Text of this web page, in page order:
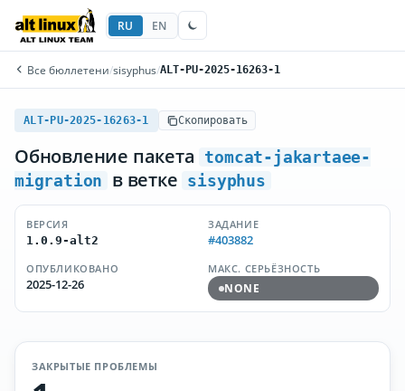
RU EN
Все бюллетени/sisyphus/ALT-PU-2025-16263-1
ALT-PU-2025-16263-1 Скопировать
Обновление пакета
tomcat-jakartaee-
migration
в ветке sisyphus
ВЕРСИЯ
1.0.9-alt2
ЗАДАНИЕ
#403882
ОПУБЛИКОВАНО
2025-12-26
МАКС. СЕРЬЁЗНОСТЬ
NONE
ЗАКРЫТЫЕ ПРОБЛЕМЫ